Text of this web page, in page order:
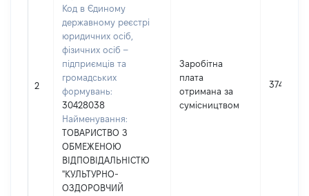
2
Код в Єдиному
державному реєстрі
юридичних осіб,
фізичних осіб –
підприємців та
громадських
формувань:
30428038
Найменування:
ТОВАРИСТВО З
ОБМЕЖЕНОЮ
ВІДПОВІДАЛЬНІСТЮ
"КУЛЬТУРНО-
ОЗДОРОВЧИЙ
Заробітна
плата
отримана за
сумісництвом
37475